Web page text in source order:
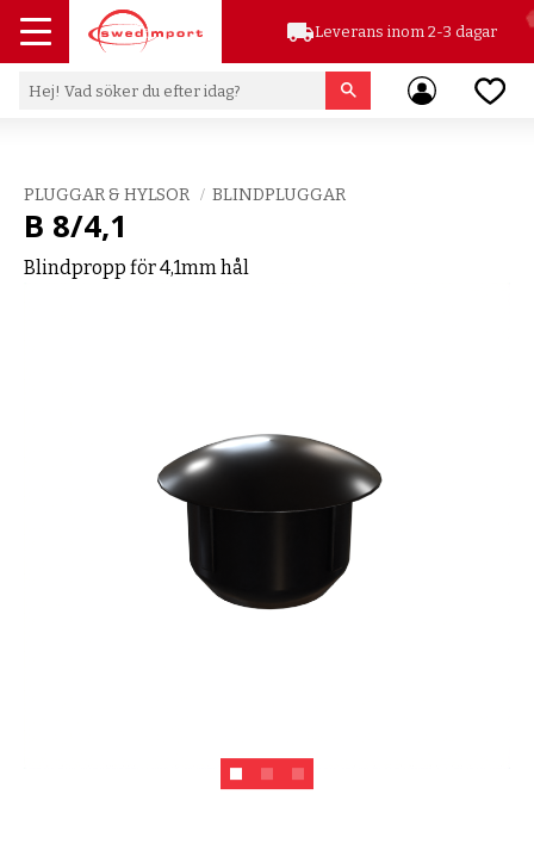
Meny
local_shippingLeverans inom 2-3 dagar
PLUGGAR & HYLSOR BLINDPLUGGAR
B 8/4,1
Blindpropp för 4,1mm hål